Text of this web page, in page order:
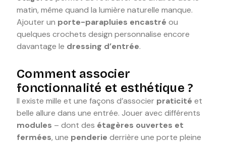
matin, même quand la lumière naturelle manque.
Ajouter un porte-parapluies encastré ou
quelques crochets design personnalise encore
davantage le dressing d’entrée.
Comment associer
fonctionnalité et esthétique ?
Il existe mille et une façons d’associer praticité et
belle allure dans une entrée. Jouer avec différents
modules – dont des étagères ouvertes et
fermées, une penderie derrière une porte pleine